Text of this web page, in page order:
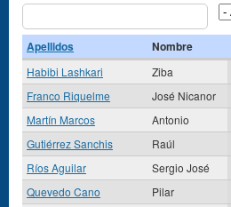
Apellidos Nombre
Habibi Lashkari Ziba
Franco Riquelme
José Nicanor
Martín Marcos
Antonio
Gutiérrez Sanchis
Raúl
Ríos Aguilar
Sergio José
Quevedo Cano
Pilar